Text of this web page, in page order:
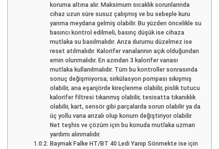
koruma altına alır. Maksimum sıcaklık sorunlarında
cihaz uzun süre susuz çalışmış ve bu sebeple kuru
yanma meydana gelmiş olabilir. Bu yüzden öncelikle su
basıncı kontrol edilmeli, basınç düşük ise cihaza
mutlaka su basılmalıdır. Arıza durumu düzelmez ise
reset atılmalıdır. Kalorifer vanalarının açık olduğundan
emin olunmalıdır. En azından 3 kalorifer vanası
mutlaka kullanılmalıdır. Tüm bu kontroller sonrasında
sonuç değişmiyorsa; sirkülasyon pompası sıkışmış
olabilir, ana eşanjörde kireçlenme olabilir, pislik tutucu
kalorifer filtresi tıkanmış olabilir, tesisatta tıkanıklık
olabilir, kart, sensör gibi parçalarda sorun olabilir ya da
üç yollu vana arızalı olup konum değiştiriyor olabilir.
Net teşhis ve çözüm için bu konuda mutlaka uzman
yardımı alınmalıdır.
Baymak Falke HT/BT 40 Ledi Yanıp Sönmekte ise için